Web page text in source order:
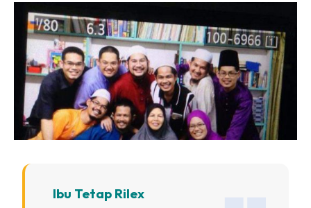
Ibu Tetap Rilex